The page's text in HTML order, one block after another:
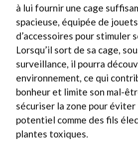
à lui fournir une cage
spacieuse, équipée de
d’accessoires pour stimuler
Lorsqu’il sort de sa cage,
surveillance, il pourra
environnement, ce qui
bonheur et limite son mal-
sécuriser la zone pour
potentiel comme des fils
plantes toxiques.